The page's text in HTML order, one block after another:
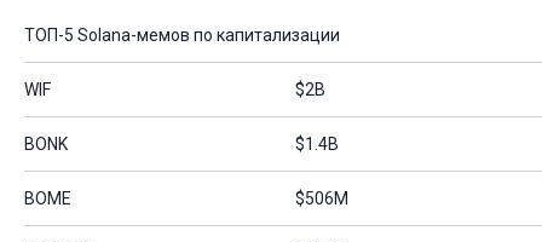
ТОП-5 Solana-мемов по капитализации
WIF $2B
BONK $1.4B
BOME $506M